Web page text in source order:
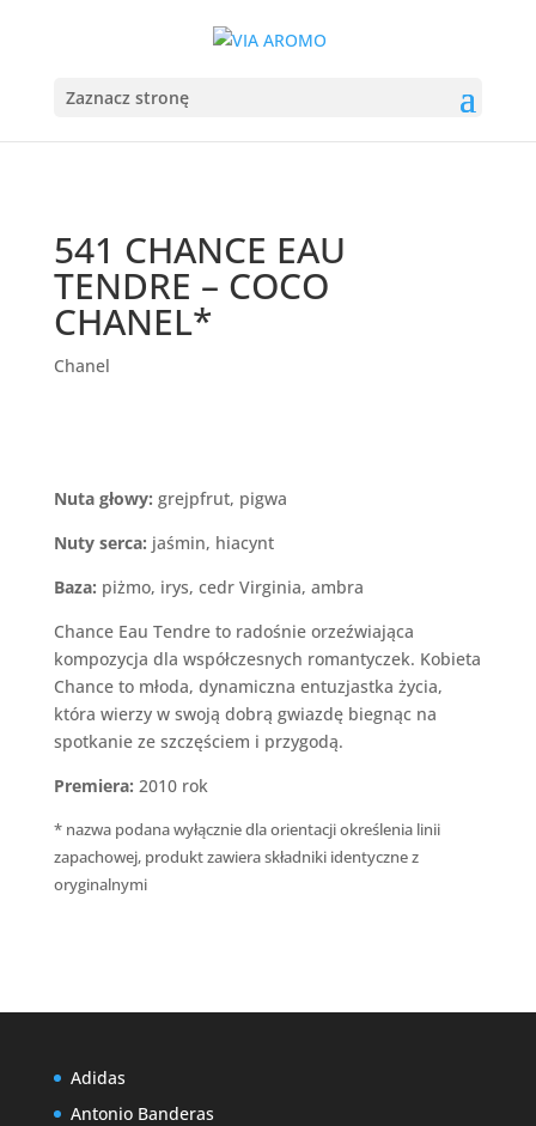
Zaznacz stronę
541 CHANCE EAU
TENDRE – COCO
CHANEL*
Chanel
Nuta głowy: grejpfrut, pigwa
Nuty serca: jaśmin, hiacynt
Baza: piżmo, irys, cedr Virginia, ambra
Chance Eau Tendre to radośnie orzeźwiająca
kompozycja dla współczesnych romantyczek. Kobieta
Chance to młoda, dynamiczna entuzjastka życia,
która wierzy w swoją dobrą gwiazdę biegnąc na
spotkanie ze szczęściem i przygodą.
Premiera: 2010 rok
* nazwa podana wyłącznie dla orientacji określenia linii
zapachowej, produkt zawiera składniki identyczne z
oryginalnymi
Adidas
Antonio Banderas